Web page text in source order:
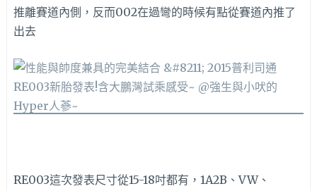
推離賽道內側，反而002在過彎的時候有點從賽道內推了
出去
RE003這次發表尺寸從15-18吋都有，1A2B、VW、